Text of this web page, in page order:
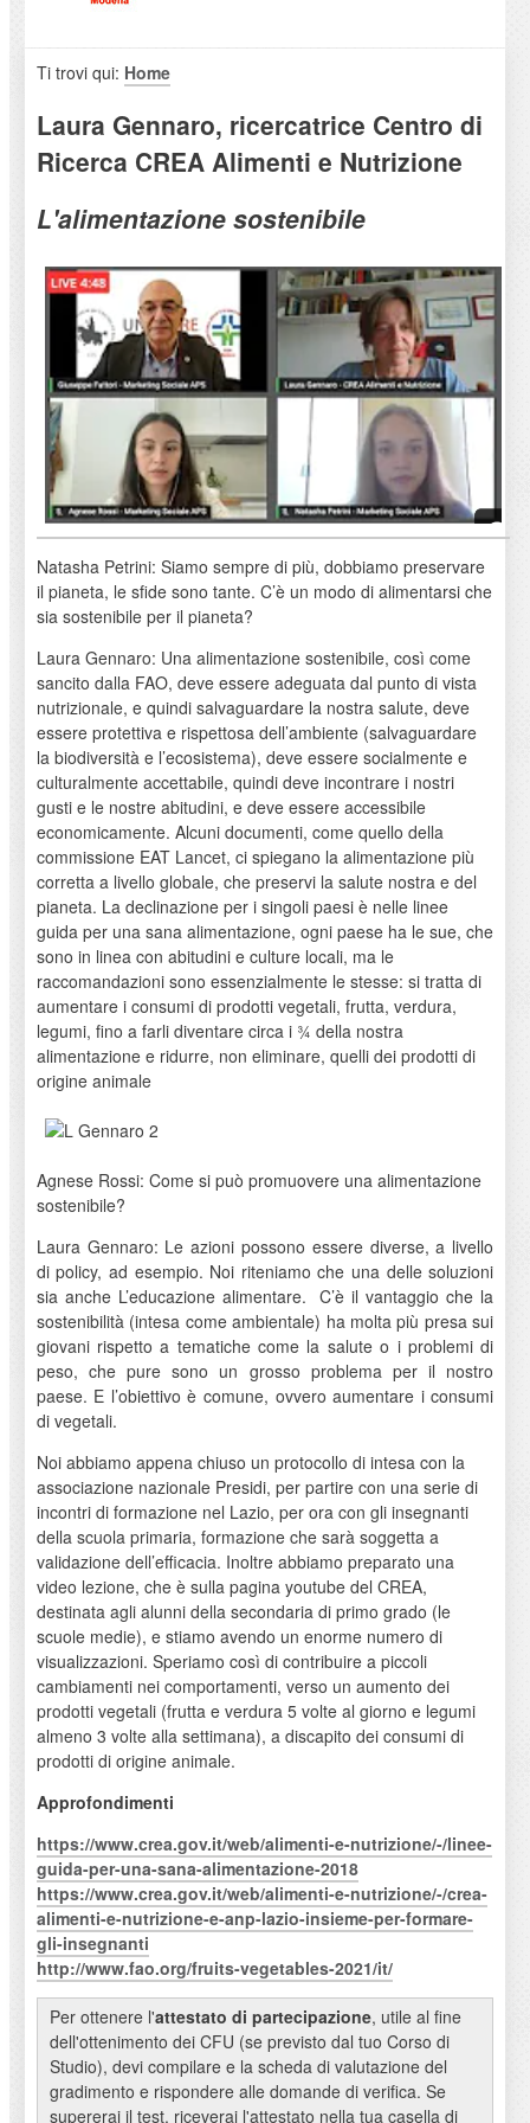
Ti trovi qui: Home
Laura Gennaro, ricercatrice Centro di
Ricerca CREA Alimenti e Nutrizione
L'alimentazione sostenibile
Natasha Petrini: Siamo sempre di più, dobbiamo preservare
il pianeta, le sfide sono tante. C’è un modo di alimentarsi che
sia sostenibile per il pianeta?
Laura Gennaro: Una alimentazione sostenibile, così come
sancito dalla FAO, deve essere adeguata dal punto di vista
nutrizionale, e quindi salvaguardare la nostra salute, deve
essere protettiva e rispettosa dell’ambiente (salvaguardare
la biodiversità e l’ecosistema), deve essere socialmente e
culturalmente accettabile, quindi deve incontrare i nostri
gusti e le nostre abitudini, e deve essere accessibile
economicamente. Alcuni documenti, come quello della
commissione EAT Lancet, ci spiegano la alimentazione più
corretta a livello globale, che preservi la salute nostra e del
pianeta. La declinazione per i singoli paesi è nelle linee
guida per una sana alimentazione, ogni paese ha le sue, che
sono in linea con abitudini e culture locali, ma le
raccomandazioni sono essenzialmente le stesse: si tratta di
aumentare i consumi di prodotti vegetali, frutta, verdura,
legumi, fino a farli diventare circa i ¾ della nostra
alimentazione e ridurre, non eliminare, quelli dei prodotti di
origine animale
Agnese Rossi: Come si può promuovere una alimentazione
sostenibile?
Laura Gennaro: Le azioni possono essere diverse, a livello
di policy, ad esempio. Noi riteniamo che una delle soluzioni
sia anche L’educazione alimentare. C’è il vantaggio che la
sostenibilità (intesa come ambientale) ha molta più presa sui
giovani rispetto a tematiche come la salute o i problemi di
peso, che pure sono un grosso problema per il nostro
paese. E l’obiettivo è comune, ovvero aumentare i consumi
di vegetali.
Noi abbiamo appena chiuso un protocollo di intesa con la
associazione nazionale Presidi, per partire con una serie di
incontri di formazione nel Lazio, per ora con gli insegnanti
della scuola primaria, formazione che sarà soggetta a
validazione dell’efficacia. Inoltre abbiamo preparato una
video lezione, che è sulla pagina youtube del CREA,
destinata agli alunni della secondaria di primo grado (le
scuole medie), e stiamo avendo un enorme numero di
visualizzazioni. Speriamo così di contribuire a piccoli
cambiamenti nei comportamenti, verso un aumento dei
prodotti vegetali (frutta e verdura 5 volte al giorno e legumi
almeno 3 volte alla settimana), a discapito dei consumi di
prodotti di origine animale.
Approfondimenti
https://www.crea.gov.it/web/alimenti-e-nutrizione/-/linee-
guida-per-una-sana-alimentazione-2018
https://www.crea.gov.it/web/alimenti-e-nutrizione/-/crea-
alimenti-e-nutrizione-e-anp-lazio-insieme-per-formare-
gli-insegnanti
http://www.fao.org/fruits-vegetables-2021/it/
Per ottenere l'attestato di partecipazione, utile al fine
dell'ottenimento dei CFU (se previsto dal tuo Corso di
Studio), devi compilare e la scheda di valutazione del
gradimento e rispondere alle domande di verifica. Se
supererai il test, riceverai l'attestato nella tua casella di